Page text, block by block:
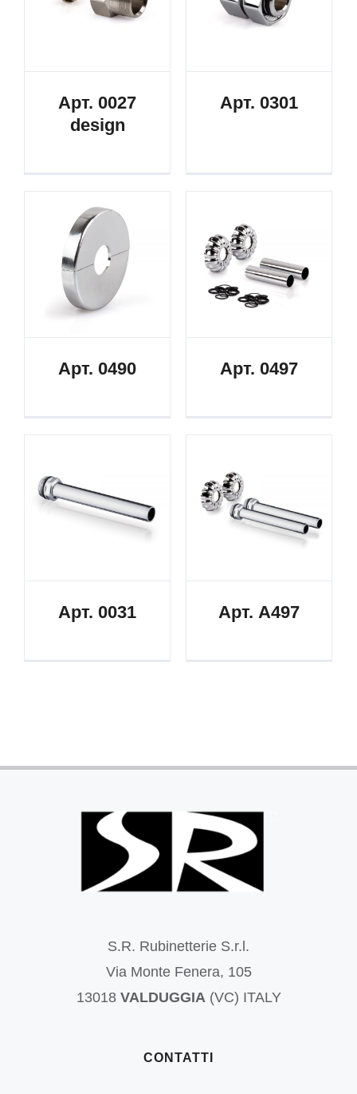
Арт. 0027
design
Арт. 0301
Арт. 0490 Арт. 0497
Арт. 0031 Арт. A497
S.R. Rubinetterie S.r.l.
Via Monte Fenera, 105
13018 VALDUGGIA(VC) ITALY
CONTATTI